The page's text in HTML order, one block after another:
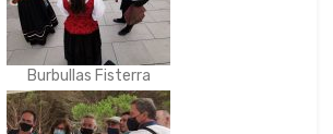
Burbullas Fisterra